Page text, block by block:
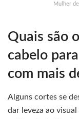
Mulher
Quais são
cabelo
com mais
Alguns cortes se
dar leveza ao